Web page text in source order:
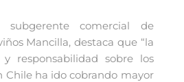
subgerente comercial de
Mancilla, destaca que “la
y responsabilidad sobre los
Chile ha ido cobrando mayor